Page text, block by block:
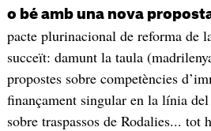
o bé amb una nova
pacte plurinacional de reforma de
succeït: damunt la taula
propostes sobre competències
finançament singular en la línia
sobre traspassos de Rodalies... tot